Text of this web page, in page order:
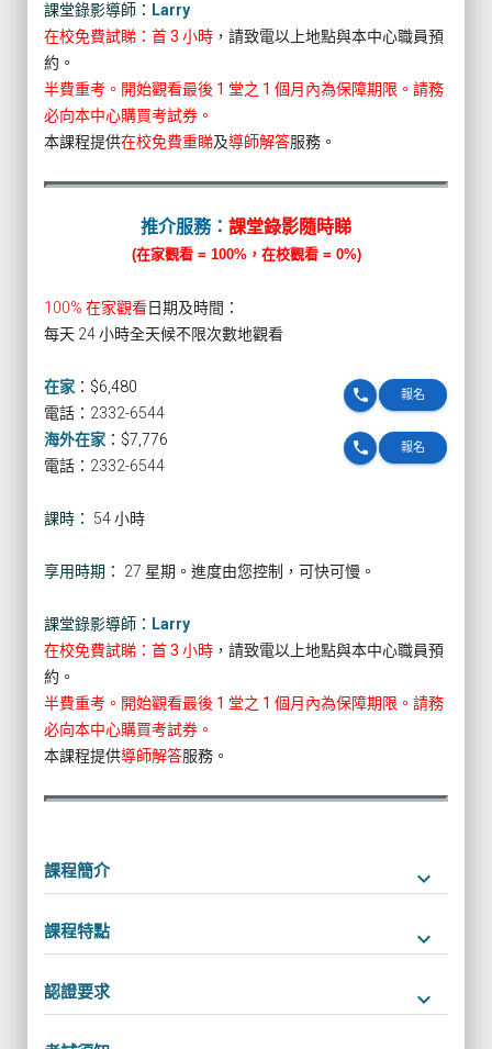
課堂錄影導師： Larry
在校免費試睇：首 3 小時 ，請致電以上地點與本中心職員預
約。
半費重考。開始觀看最後 1 堂之 1 個月內為保障期限。請務
必向本中心購買考試券。
本課程提供在校免費重睇及導師解答服務。
推介服務： 課堂錄影隨時睇
(在家觀看 = 100%，在校觀看 = 0%)
100% 在家觀看日期及時間：
每天 24 小時全天候不限次數地觀看
在家 ： $6,480 報名
phone
電話：2332-6544
海外在家 ： $7,776 報名
phone
電話：2332-6544
課時： 54 小時
享用時期： 27 星期。進度由您控制，可快可慢。
課堂錄影導師： Larry
在校免費試睇：首 3 小時 ，請致電以上地點與本中心職員預
約。
半費重考。開始觀看最後 1 堂之 1 個月內為保障期限。請務
必向本中心購買考試券。
本課程提供導師解答服務。
課程簡介 keyboard_arrow_down
課程特點 keyboard_arrow_down
認證要求 keyboard_arrow_down